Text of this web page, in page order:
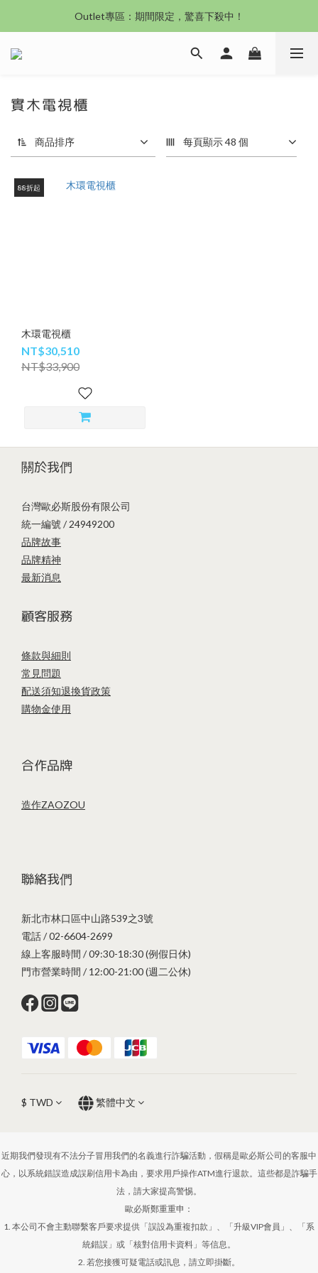
沙發新登場｜想躺就躺，頭等艙到商務艙一次擁有
Outlet專區：期間限定，驚喜下殺中！
沙發新登場｜想躺就躺，頭等艙到商務艙一次擁有
實木電視櫃
商品排序 每頁顯示 48 個
88折起
木環電視櫃
NT$30,510
NT$33,900
關於我們
台灣歐必斯股份有限公司
統一編號 / 24949200
品牌故事
品牌精神
最新消息
顧客服務
條款與細則
常見問題
配送須知退換貨政策
購物金使用
合作品牌
造作ZAOZOU
聯絡我們
新北市林口區中山路539之3號
電話 / 02-6604-2699
線上客服時間 / 09:30-18:30 (例假日休)
門市營業時間 / 12:00-21:00 (週二公休)
$ TWD 繁體中文
近期我們發現有不法分子冒用我們的名義進行詐騙活動，假稱是歐必斯公司的客服中
心，以系統錯誤造成誤刷信用卡為由，要求用戶操作ATM進行退款。這些都是詐騙手
法，請大家提高警惕。
歐必斯鄭重重申：
1. 本公司不會主動聯繫客戶要求提供「誤設為重複扣款」、「升級VIP會員」、「系
統錯誤」或「核對信用卡資料」等信息。
2. 若您接獲可疑電話或訊息，請立即掛斷。